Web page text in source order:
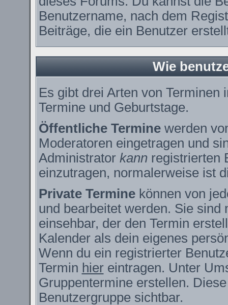
Benutzername, nach dem
Beiträge, die ein Benutzer
Wie
Es gibt drei Arten von Terminen
Termine und Geburtstage.
Öffentliche Terminewerden
Moderatoren eingetragen und
Administrator kannregistrierten
einzutragen, normalerweise ist
Private Terminekönnen von
und bearbeitet werden. Sie
einsehbar, der den Termin
Kalender als dein eigenes
Wenn du ein registrierter
Termin hiereintragen. Unter
Gruppentermine erstellen.
Benutzergruppe sichtbar.